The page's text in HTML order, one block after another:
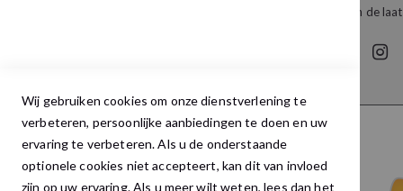
van de
Wij gebruiken cookies om onze dienstverlening te
verbeteren, persoonlijke aanbiedingen te doen en uw
ervaring te verbeteren. Als u de onderstaande
optionele cookies niet accepteert, kan dit van invloed
zijn op uw ervaring. Als u meer wilt weten, lees dan het